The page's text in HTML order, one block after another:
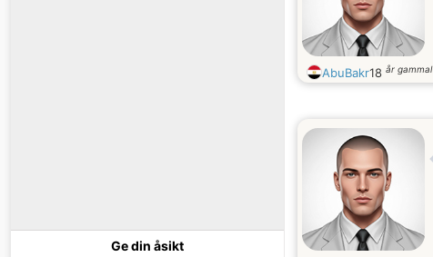
Ge din åsikt
AbuBakr18 år gammal